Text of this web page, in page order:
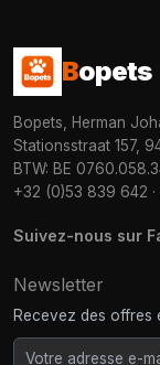
Bopets
Bopets, Herman
Stationsstraat 157,
BTW: BE
+32 (0)53 839 642 ·
Suivez-nous sur
Newsletter
Recevez des offres